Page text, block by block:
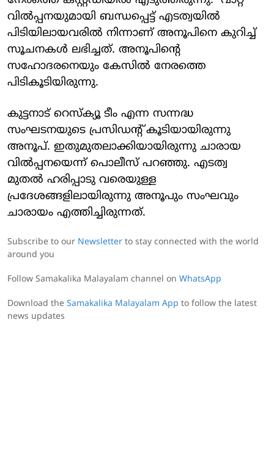
വില്‍പ്പനയുമായി ബന്ധപ്പെട്ട് എടത്വയില്‍
പിടിയിലായവരില്‍ നിന്നാണ് അനൂപിനെ കുറിച്ച്
സൂചനകള്‍ ലഭിച്ചത്. അനൂപിന്റെ
സഹോദരനെയും കേസില്‍ നേരത്തെ
പിടികൂടിയിരുന്നു.
കുട്ടനാട് റെസ്‌ക്യൂ ടീം എന്ന സന്നദ്ധ
സംഘടനയുടെ പ്രസിഡന്റ് കൂടിയായിരുന്നു
അനൂപ്. ഇതുമുതലാക്കിയായിരുന്നു ചാരായ
വില്‍പ്പനയെന്ന് പൊലീസ് പറഞ്ഞു. എടത്വ
മുതല്‍ ഹരിപ്പാടു വരെയുള്ള
പ്രദേശങ്ങളിലായിരുന്നു അനൂപും സംഘവും
ചാരായം എത്തിച്ചിരുന്നത്.
Subscribe to our Newsletter to stay connected with the world
around you
Follow Samakalika Malayalam channel on WhatsApp
Download the Samakalika Malayalam App to follow the latest
news updates